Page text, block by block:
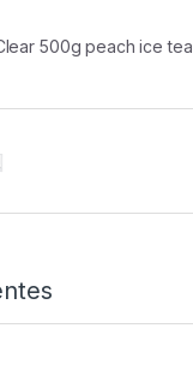
de l’article
500g peach ice tea